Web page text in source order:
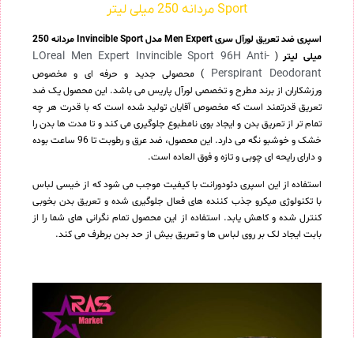
Sport مردانه 250 میلی لیتر
اسپری ضد تعریق لورآل سری Men Expert مدل Invincible Sport مردانه 250
میلی لیتر (
LOreal Men Expert Invincible Sport 96H Anti-
Perspirant Deodorant ) محصولی جدید و حرفه ای و مخصوص
ورزشکاران از برند مطرح و تخصصی لورآل پاریس می باشد. این محصول یک ضد
تعریق قدرتمند است که مخصوص آقایان تولید شده است که با قدرت هر چه
تمام تر از تعریق بدن و ایجاد بوی نامطبوع جلوگیری می کند و تا مدت ها بدن را
خشک و خوشبو نگه می دارد. این محصول، ضد عرق و رطوبت تا 96 ساعت بوده
و دارای رایحه ای چوبی و تازه و فوق العاده است.
استفاده از این اسپری دئودورانت با کیفیت موجب می شود که از خیسی لباس
با تکنولوژی میکرو جذب کننده های فعال جلوگیری شده و تعریق بدن بخوبی
کنترل شده و کاهش یابد. استفاده از این محصول تمام نگرانی های شما را از
بابت ایجاد لک بر روی لباس ها و تعریق بیش از حد بدن برطرف می کند.